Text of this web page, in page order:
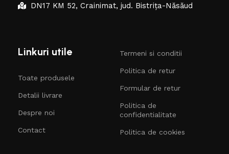
DN17 KM 52, Crainimat, jud. Bistrița-Năsăud
Linkuri utile
Toate produsele
Detalii livrare
Despre noi
Contact
Termeni si conditii
Politica de retur
Formular de retur
Politica de
confidentialitate
Politica de cookies